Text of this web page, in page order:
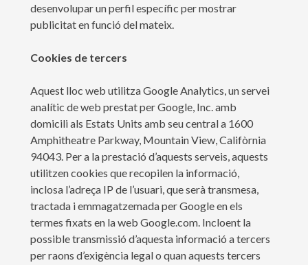
desenvolupar un perfil específic per mostrar
publicitat en funció del mateix.
Cookies de tercers
Aquest lloc web utilitza Google Analytics, un servei
analític de web prestat per Google, Inc. amb
domicili als Estats Units amb seu central a 1600
Amphitheatre Parkway, Mountain View, Califòrnia
94043. Per a la prestació d’aquests serveis, aquests
utilitzen cookies que recopilen la informació,
inclosa l’adreça IP de l’usuari, que serà transmesa,
tractada i emmagatzemada per Google en els
termes fixats en la web Google.com. Incloent la
possible transmissió d’aquesta informació a tercers
per raons d’exigència legal o quan aquests tercers